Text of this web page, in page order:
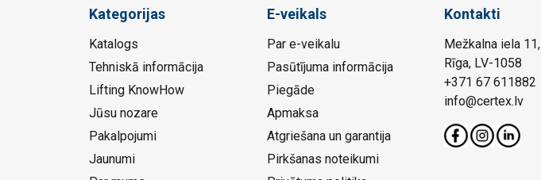
Kategorijas
Katalogs
Tehniskā informācija
Lifting KnowHow
Jūsu nozare
Pakalpojumi
Jaunumi
E-veikals
Par e-veikalu
Pasūtījuma informācija
Piegāde
Apmaksa
Atgriešana un garantija
Pirkšanas noteikumi
Kontakti
Mežkalna iela 11,
Rīga, LV-1058
+371 67 611882
info@certex.lv